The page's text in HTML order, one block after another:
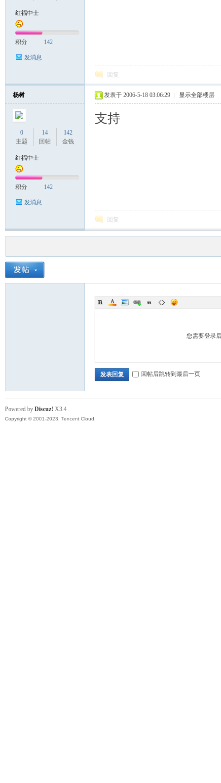
红福中士
积分 142
发消息
回复
杨树
0
主题
14
回帖
142
金钱
红福中士
积分 142
发消息
发表于 2006-5-18 03:06:29 显示全部楼层
支持
回复
您需要登录
发表回复 回帖后跳转到最后一页
Powered by Discuz! X3.4
Copyright © 2001-2023, Tencent Cloud.